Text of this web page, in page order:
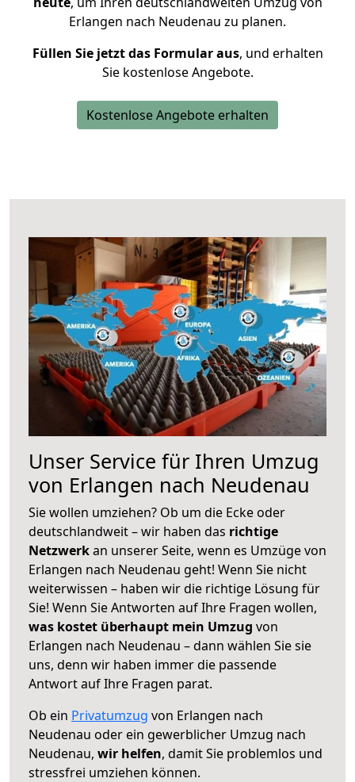
Erlangen nach Neudenau zu planen.
Füllen Sie jetzt das Formular aus, und erhalten
Sie kostenlose Angebote.
Kostenlose Angebote erhalten
Unser Service für Ihren Umzug
von Erlangen nach Neudenau
Sie wollen umziehen? Ob um die Ecke oder
deutschlandweit – wir haben das richtige
Netzwerkan unserer Seite, wenn es Umzüge von
Erlangen nach Neudenau geht! Wenn Sie nicht
weiterwissen – haben wir die richtige Lösung für
Sie! Wenn Sie Antworten auf Ihre Fragen wollen,
was kostet überhaupt mein Umzug von
Erlangen nach Neudenau – dann wählen Sie sie
uns, denn wir haben immer die passende
Antwort auf Ihre Fragen parat.
Ob ein Privatumzug von Erlangen nach
Neudenau oder ein gewerblicher Umzug nach
Neudenau, wir helfen, damit Sie problemlos und
stressfrei umziehen können.